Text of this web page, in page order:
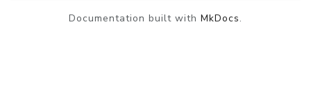
Documentation built with MkDocs.